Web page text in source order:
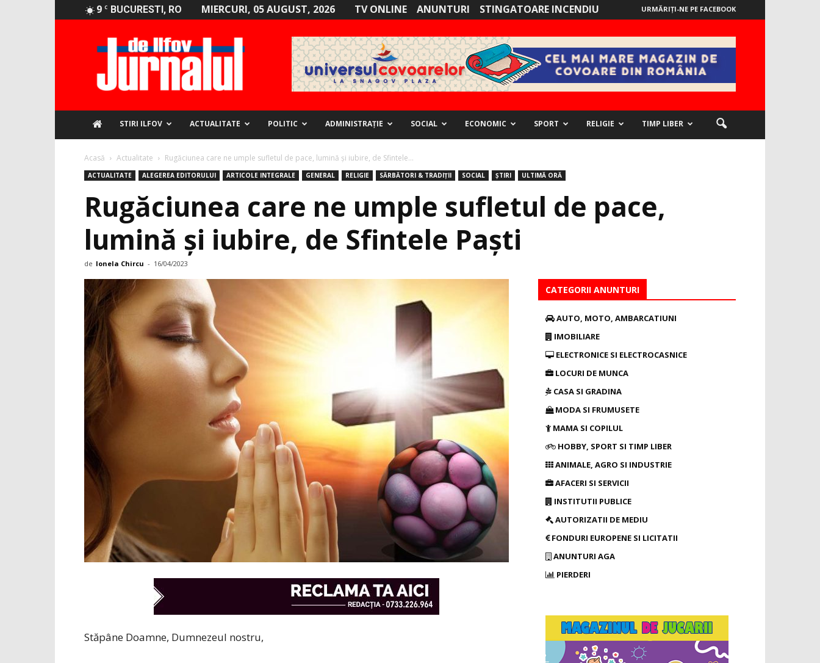
9 C BUCURESTI, RO MIERCURI, 05 AUGUST, 2026 TV ONLINE ANUNTURI STINGATOARE INCENDIU URMĂRIȚI-NE PE FACEBOOK
STIRI ILFOV ACTUALITATE POLITIC ADMINISTRAȚIE SOCIAL ECONOMIC SPORT RELIGIE TIMP LIBER
Acasă Actualitate Rugăciunea care ne umple sufletul de pace, lumină și iubire, de Sfintele...
ACTUALITATE ALEGEREA EDITORULUI ARTICOLE INTEGRALE GENERAL RELIGIE SĂRBĂTORI & TRADIȚII SOCIAL ȘTIRI ULTIMĂ ORĂ
Rugăciunea care ne umple sufletul de pace,
lumină și iubire, de Sfintele Paști
de Ionela Chircu - 16/04/2023
Stăpâne Doamne, Dumnezeul nostru,
CATEGORII ANUNTURI
AUTO, MOTO, AMBARCATIUNI
IMOBILIARE
ELECTRONICE SI ELECTROCASNICE
LOCURI DE MUNCA
CASA SI GRADINA
MODA SI FRUMUSETE
MAMA SI COPILUL
HOBBY, SPORT SI TIMP LIBER
ANIMALE, AGRO SI INDUSTRIE
AFACERI SI SERVICII
INSTITUTII PUBLICE
AUTORIZATII DE MEDIU
FONDURI EUROPENE SI LICITATII
ANUNTURI AGA
PIERDERI